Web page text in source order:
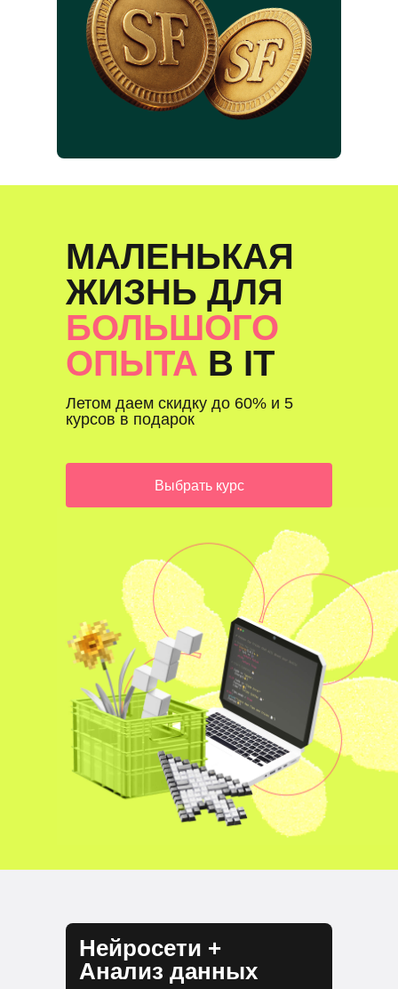
Летом даем скидку до 60% и 5
курсов в подарок
МАЛЕНЬКАЯ
ЖИЗНЬ ДЛЯ
БОЛЬШОГО
ОПЫТА В IT
Выбрать курс
Нейросети +
Анализ данных